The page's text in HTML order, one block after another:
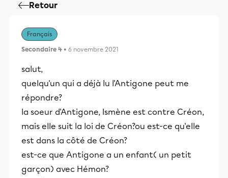
Retour
Français
Secondaire 4 • 6 novembre 2021
salut,
quelqu'un qui a déjà lu l'Antigone peut me
répondre?
la soeur d'Antigone, Ismène est contre Créon,
mais elle suit la loi de Créon?ou est-ce qu'elle
est dans la côté de Créon?
est-ce que Antigone a un enfant( un petit
garçon) avec Hémon?